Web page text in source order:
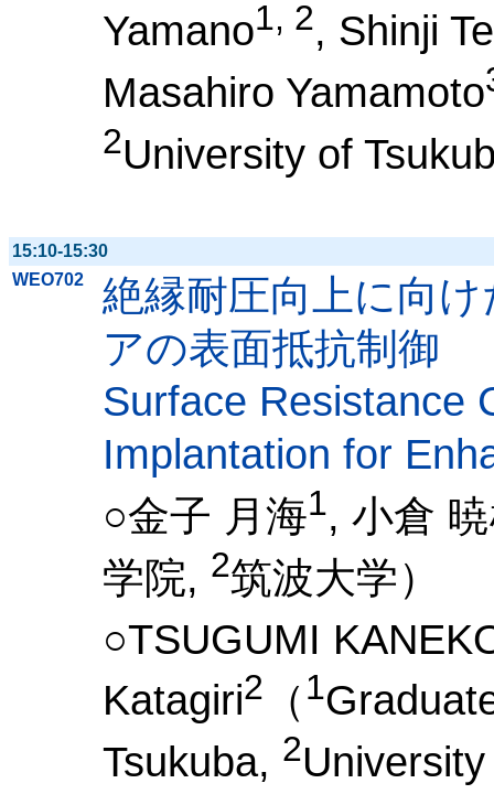
Yamano1, 2, Shinji
Masahiro Yamamoto
2University of
15:10-15:30
WEO702
絶縁耐圧向上に向
アの表面抵抗制御
Surface Resistance
Implantation for
○金子 月海1, 小倉
学院, 2筑波大学）
○TSUGUMI
Katagiri2 （ 1
Tsukuba, 2